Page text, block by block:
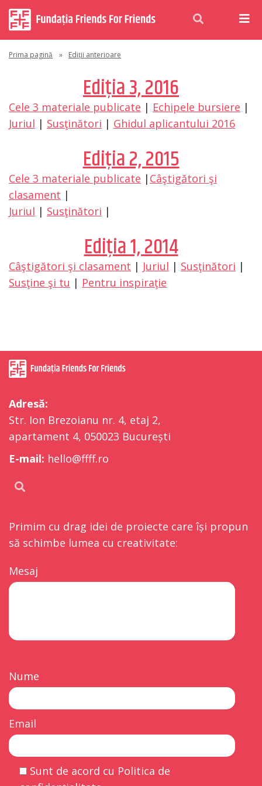
Prima pagină » Ediții anterioare
Ediţia 3, 2016
Cele 3 materiale publicate | Echipele bursiere |
Juriul | Susţinători | Ghidul aplicantului 2016
Ediţia 2, 2015
Cele 3 materiale publicate | Câştigători şi
clasament |
Juriul | Susţinători |
Ediţia 1, 2014
Câştigători şi clasament | Juriul | Susţinători |
Susţine şi tu | Pentru inspiraţie
Adresă:
Str. Ion Brezoianu nr. 4, etaj 2,
apartament 4, 050023 București
E-mail: hello@ffff.ro
Primim cu drag idei de proiecte care își propun
să schimbe lumea cu creativitate:
Mesaj
Nume
Email
Sunt de acord cu Politica de